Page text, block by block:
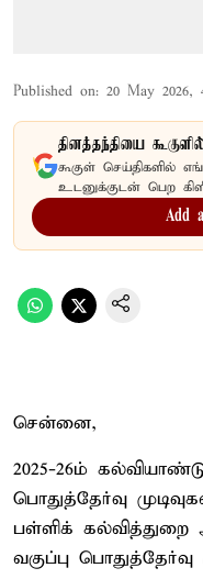
Published on: 20 May 2026,
தினத்தந்தியை
கூகுள் செய்திகளில்
உடனுக்குடன் பெற
Add
சென்னை,
2025-26ம்
பொதுத்தேர்வு
பள்ளிக்
வகுப்பு பொதுத்தேர்வு